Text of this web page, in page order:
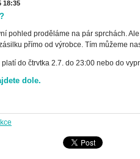
18:35
pohled proděláme na pár sprchách.
přímo od výrobce. Tím můžeme
platí do čtrvtka 2.7. do 23:00 nebo do
dole.